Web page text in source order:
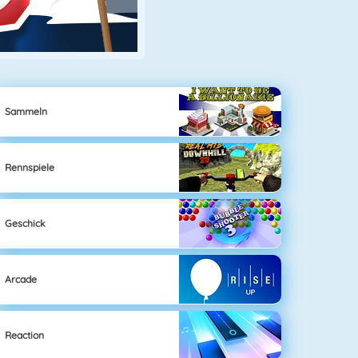
Sammeln
Rennspiele
Geschick
Arcade
Reaction